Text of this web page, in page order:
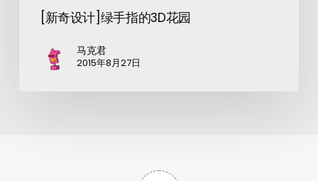
[新奇设计]绿手指的3D花园
马克君
2015年8月27日